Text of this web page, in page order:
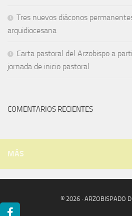
Tres nuevos diáconos
arquidiocesana
Carta pastoral del Arzobispo a
jornada de inicio pastoral
COMENTARIOS RECIENTES
MÁS
© 2026 · ARZOBISPADO